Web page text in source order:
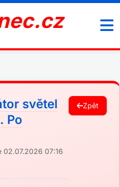
světel
Po
02.07.2026 07:16
Zpět